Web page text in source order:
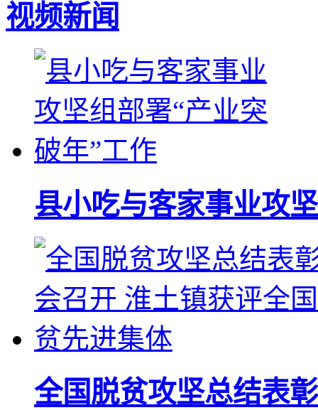
视频新闻
县小吃与客家事业攻
全国脱贫攻坚总结表